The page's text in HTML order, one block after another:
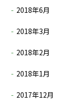
2018年6月
2018年3月
2018年2月
2018年1月
2017年12月